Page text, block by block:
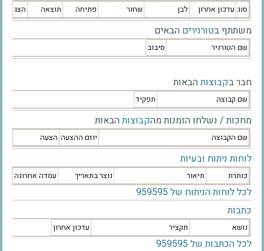
סוג עדכון אחרון לבן שחור פתיחה תוצאה הצג
משתתף בטורנירים הבאים
שם הטורניר סיבוב
חבר בקבוצותהבאות
שם קבוצה תפקיד
מחכות / נשלחו הזמנות מהקבוצותהבאות
שם הקבוצה יוזם ההצעה הצעה
לוחות ניתוח ובעיות
כותרת תיאור נוצר בתאריך עמדה אחרונה
לכל לוחות הניתוח של 959595
כתבות
נושא תקציר עדכון אחרון
לכל הכתבות של 959595